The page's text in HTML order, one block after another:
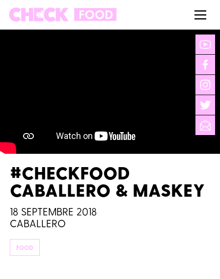
#CHECKFOOD
CABALLERO & MASKEY
18 SEPTEMBRE 2018
CABALLERO
FOOD